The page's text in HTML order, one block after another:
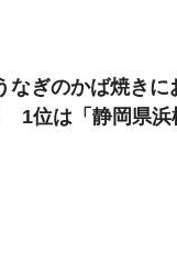
なぎのかば焼き
1位は「静岡県浜